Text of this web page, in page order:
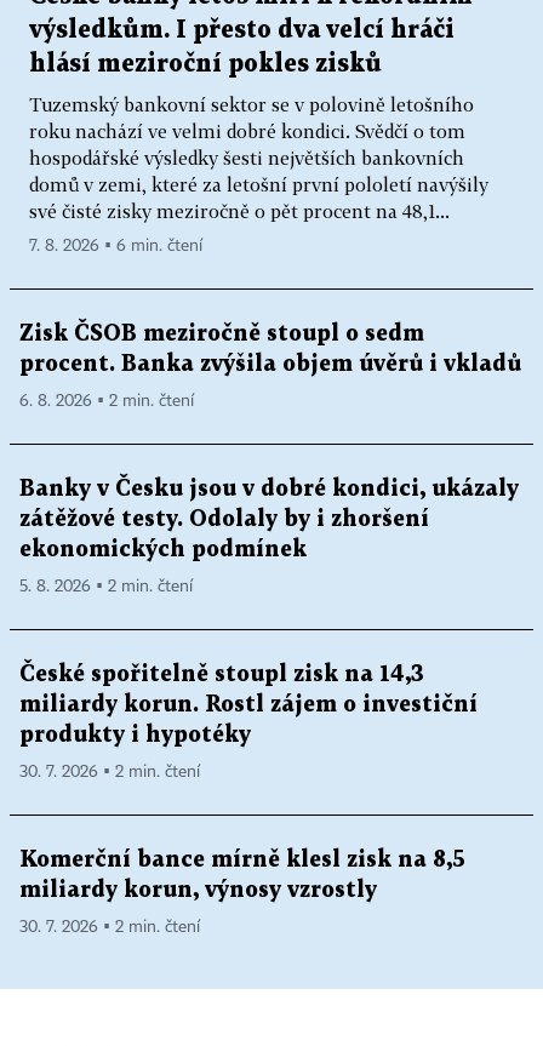
výsledkům. I přesto dva velcí hráči
hlásí meziroční pokles zisků
Tuzemský bankovní sektor se v polovině letošního
roku nachází ve velmi dobré kondici. Svědčí o tom
hospodářské výsledky šesti největších bankovních
domů v zemi, které za letošní první pololetí navýšily
své čisté zisky meziročně o pět procent na 48,1...
7. 8. 2026 ▪ 6 min. čtení
Zisk ČSOB meziročně stoupl o sedm
procent. Banka zvýšila objem úvěrů i vkladů
6. 8. 2026 ▪ 2 min. čtení
Banky v Česku jsou v dobré kondici, ukázaly
zátěžové testy. Odolaly by i zhoršení
ekonomických podmínek
5. 8. 2026 ▪ 2 min. čtení
České spořitelně stoupl zisk na 14,3
miliardy korun. Rostl zájem o investiční
produkty i hypotéky
30. 7. 2026 ▪ 2 min. čtení
Komerční bance mírně klesl zisk na 8,5
miliardy korun, výnosy vzrostly
30. 7. 2026 ▪ 2 min. čtení